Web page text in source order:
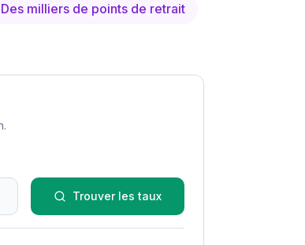
Des milliers de points de retrait
Trouver les taux